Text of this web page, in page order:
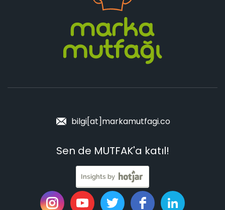
bilgi[at]markamutfagi.co
Sen de MUTFAK'a katıl!